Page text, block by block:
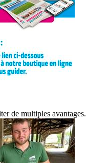
de multiples avantages.